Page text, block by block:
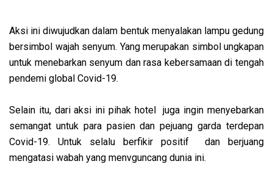
Aksi ini diwujudkan dalam bentuk menyalakan lampu gedung
bersimbol wajah senyum. Yang merupakan simbol ungkapan
untuk menebarkan senyum dan rasa kebersamaan di tengah
pendemi global Covid-19.
Selain itu, dari aksi ini pihak hotel juga ingin menyebarkan
semangat untuk para pasien dan pejuang garda terdepan
Covid-19. Untuk selalu berfikir positif dan berjuang
mengatasi wabah yang menvguncang dunia ini.